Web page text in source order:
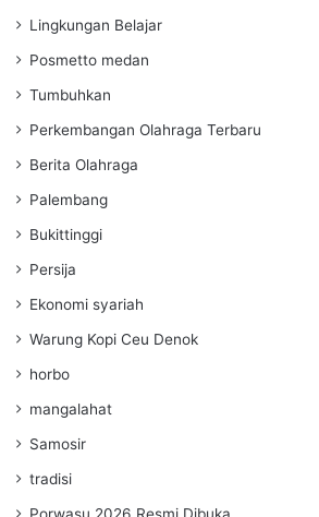
Lingkungan Belajar
Posmetto medan
Tumbuhkan
Perkembangan Olahraga Terbaru
Berita Olahraga
Palembang
Bukittinggi
Persija
Ekonomi syariah
Warung Kopi Ceu Denok
horbo
mangalahat
Samosir
tradisi
Porwasu 2026 Resmi Dibuka